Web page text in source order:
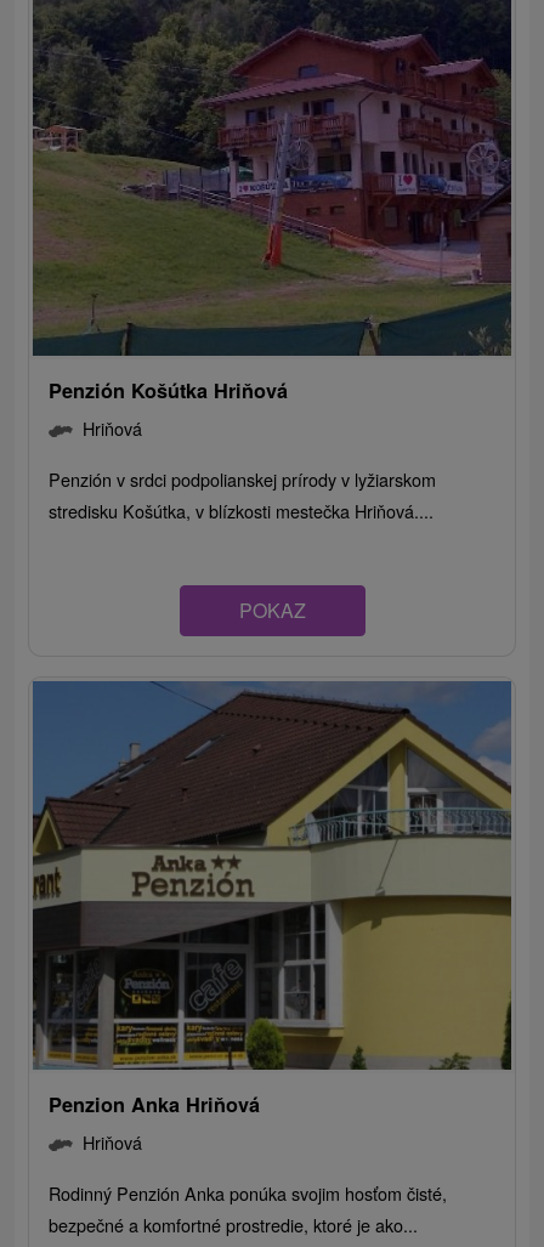
Penzión Košútka Hriňová
Hriňová
Penzión v srdci podpolianskej prírody v lyžiarskom
stredisku Košútka, v blízkosti mestečka Hriňová....
POKAZ
Penzion Anka Hriňová
Hriňová
Rodinný Penzión Anka ponúka svojim hosťom čisté,
bezpečné a komfortné prostredie, ktoré je ako...